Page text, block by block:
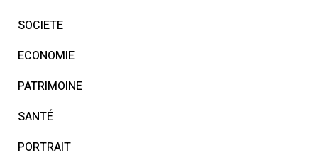
SOCIETE
ECONOMIE
PATRIMOINE
SANTÉ
PORTRAIT